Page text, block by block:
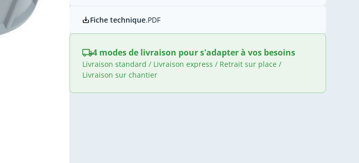
Fiche technique.PDF
4 modes de livraison pour s'adapter à vos besoins
Livraison standard / Livraison express / Retrait sur place /
Livraison sur chantier